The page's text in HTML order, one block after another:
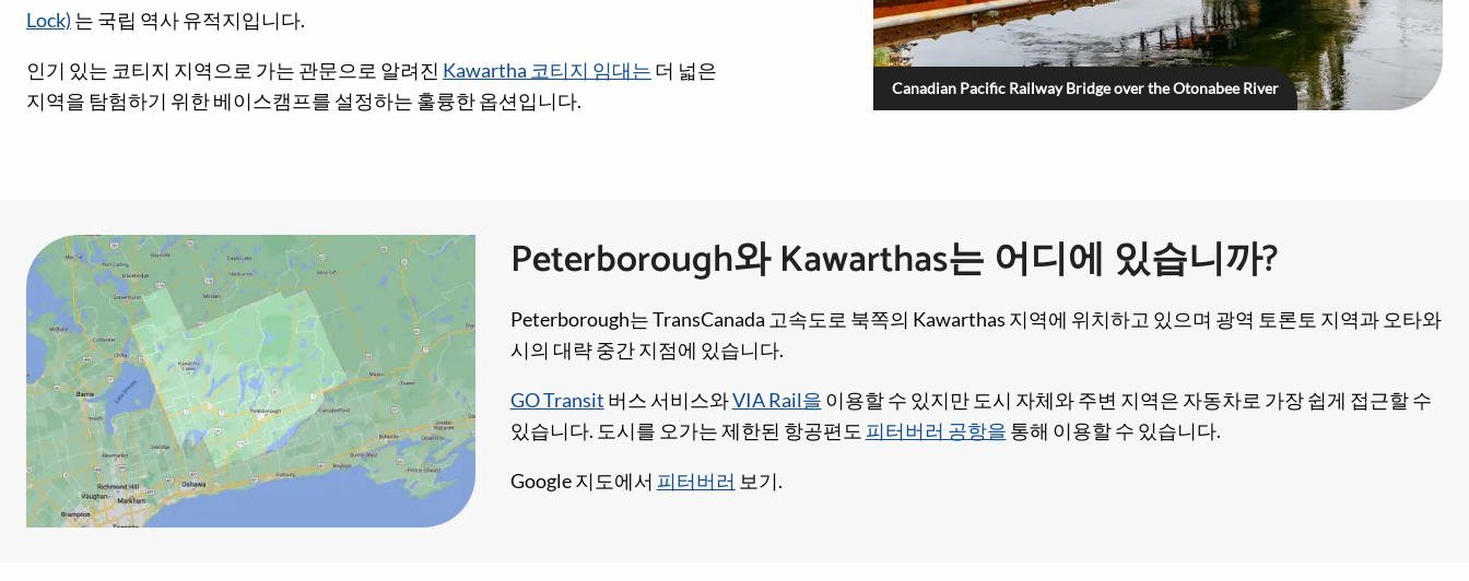
Lock) 는 국립 역사 유적지입니다.
인기 있는 코티지 지역으로 가는 관문으로 알려진 Kawartha 코티지 임대는 더 넓은
지역을 탐험하기 위한 베이스캠프를 설정하는 훌륭한 옵션입니다.
Canadian Pacific Railway Bridge over the Otonabee River
Peterborough와 Kawarthas는 어디에 있습니까?
Peterborough는 TransCanada 고속도로 북쪽의 Kawarthas 지역에 위치하고 있으며 광역 토론토 지역과 오타와
시의 대략 중간 지점에 있습니다.
GO Transit 버스 서비스와VIA Rail을 이용할 수 있지만 도시 자체와 주변 지역은 자동차로 가장 쉽게 접근할 수
있습니다. 도시를 오가는 제한된 항공편도 피터버러 공항을 통해 이용할 수 있습니다.
Google 지도에서 피터버러 보기.